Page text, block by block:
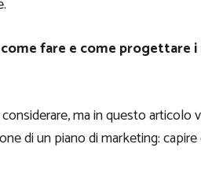
fare e come progettare
ma in questo
di un piano di marketing: